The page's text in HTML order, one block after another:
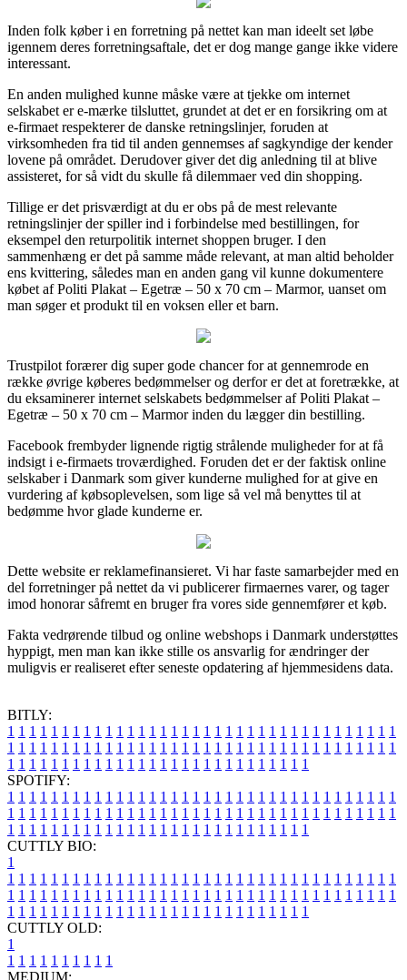
Inden folk køber i en forretning på nettet kan man ideelt set løbe
igennem deres forretningsaftale, det er dog mange gange ikke videre
interessant.
En anden mulighed kunne måske være at tjekke om internet
selskabet er e-mærke tilsluttet, grundet at det er en forsikring om at
e-firmaet respekterer de danske retningslinjer, foruden at
virksomheden fra tid til anden gennemses af sagkyndige der kender
lovene på området. Derudover giver det dig anledning til at blive
assisteret, for så vidt du skulle få dilemmaer ved din shopping.
Tillige er det prisværdigt at du er obs på de mest relevante
retningslinjer der spiller ind i forbindelse med bestillingen, for
eksempel den returpolitik internet shoppen bruger. I den
sammenhæng er det på samme måde relevant, at man altid beholder
ens kvittering, således man en anden gang vil kunne dokumentere
købet af Politi Plakat – Egetræ – 50 x 70 cm – Marmor, uanset om
man søger et produkt til en voksen eller et barn.
Trustpilot forærer dig super gode chancer for at gennemrode en
række øvrige køberes bedømmelser og derfor er det at foretrække, at
du eksaminerer internet selskabets bedømmelser af Politi Plakat –
Egetræ – 50 x 70 cm – Marmor inden du lægger din bestilling.
Facebook frembyder lignende rigtig strålende muligheder for at få
indsigt i e-firmaets troværdighed. Foruden det er der faktisk online
selskaber i Danmark som giver kunderne mulighed for at give en
vurdering af købsoplevelsen, som lige så vel må benyttes til at
bedømme hvor glade kunderne er.
Dette website er reklamefinansieret. Vi har faste samarbejder med en
del forretninger på nettet da vi publicerer firmaernes varer, og tager
imod honorar såfremt en bruger fra vores side gennemfører et køb.
Fakta vedrørende tilbud og online webshops i Danmark understøttes
hyppigt, men man kan ikke stille os ansvarlig for ændringer der
muligvis er realiseret efter seneste opdatering af hjemmesidens data.
BITLY:
1 1 1 1 1 1 1 1 1 1 1 1 1 1 1 1 1 1 1 1 1 1 1 1 1 1 1 1 1 1 1 1 1 1 1 1
1 1 1 1 1 1 1 1 1 1 1 1 1 1 1 1 1 1 1 1 1 1 1 1 1 1 1 1 1 1 1 1 1 1 1 1
1 1 1 1 1 1 1 1 1 1 1 1 1 1 1 1 1 1 1 1 1 1 1 1 1 1 1 1
SPOTIFY:
1 1 1 1 1 1 1 1 1 1 1 1 1 1 1 1 1 1 1 1 1 1 1 1 1 1 1 1 1 1 1 1 1 1 1 1
1 1 1 1 1 1 1 1 1 1 1 1 1 1 1 1 1 1 1 1 1 1 1 1 1 1 1 1 1 1 1 1 1 1 1 1
1 1 1 1 1 1 1 1 1 1 1 1 1 1 1 1 1 1 1 1 1 1 1 1 1 1 1 1
CUTTLY BIO:
1
1 1 1 1 1 1 1 1 1 1 1 1 1 1 1 1 1 1 1 1 1 1 1 1 1 1 1 1 1 1 1 1 1 1 1 1
1 1 1 1 1 1 1 1 1 1 1 1 1 1 1 1 1 1 1 1 1 1 1 1 1 1 1 1 1 1 1 1 1 1 1 1
1 1 1 1 1 1 1 1 1 1 1 1 1 1 1 1 1 1 1 1 1 1 1 1 1 1 1 1
CUTTLY OLD:
1
1 1 1 1 1 1 1 1 1 1
MEDIUM: